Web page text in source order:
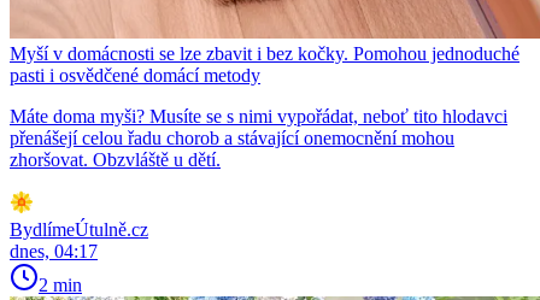
Myší v domácnosti se lze zbavit i bez kočky. Pomohou jednoduché
pasti i osvědčené domácí metody
Máte doma myši? Musíte se s nimi vypořádat, neboť tito hlodavci
přenášejí celou řadu chorob a stávající onemocnění mohou
zhoršovat. Obzvláště u dětí.
BydlímeÚtulně.cz
dnes, 04:17
2 min